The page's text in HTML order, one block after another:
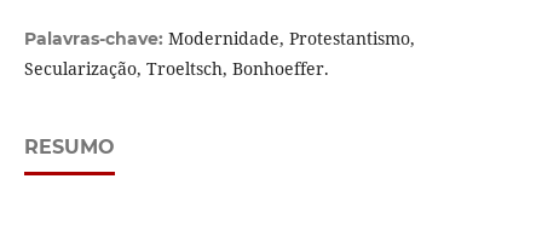
Palavras-chave: Modernidade, Protestantismo,
Secularização, Troeltsch, Bonhoeffer.
RESUMO